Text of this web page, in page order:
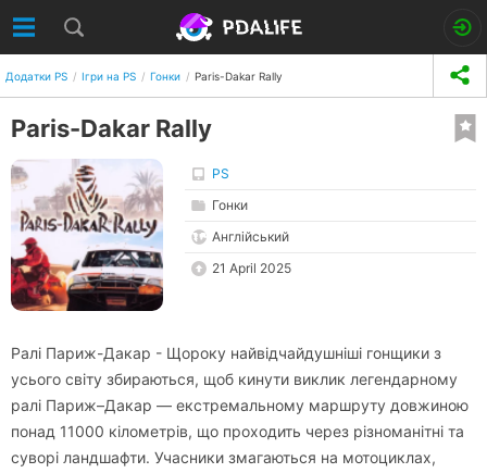
Додатки PS Ігри на PS Гонки Paris-Dakar Rally
Paris-Dakar Rally
PS
Гонки
Англійський
21 April 2025
Ралі Париж-Дакар - Щороку найвідчайдушніші гонщики з
усього світу збираються, щоб кинути виклик легендарному
ралі Париж–Дакар — екстремальному маршруту довжиною
понад 11000 кілометрів, що проходить через різноманітні та
суворі ландшафти. Учасники змагаються на мотоциклах,